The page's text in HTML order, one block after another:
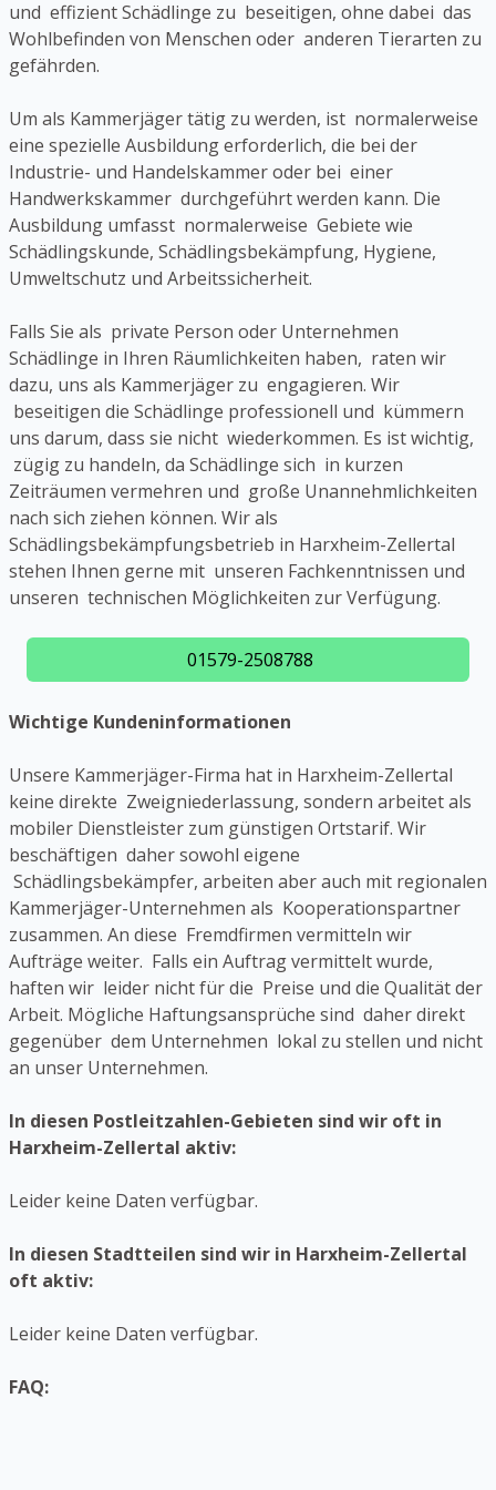
und effizient Schädlinge zu beseitigen, ohne dabei das
Wohlbefinden von Menschen oder anderen Tierarten zu
gefährden.
Um als Kammerjäger tätig zu werden, ist normalerweise
eine spezielle Ausbildung erforderlich, die bei der
Industrie- und Handelskammer oder bei einer
Handwerkskammer durchgeführt werden kann. Die
Ausbildung umfasst normalerweise Gebiete wie
Schädlingskunde, Schädlingsbekämpfung, Hygiene,
Umweltschutz und Arbeitssicherheit.
Falls Sie als private Person oder Unternehmen
Schädlinge in Ihren Räumlichkeiten haben, raten wir
dazu, uns als Kammerjäger zu engagieren. Wir
beseitigen die Schädlinge professionell und kümmern
uns darum, dass sie nicht wiederkommen. Es ist wichtig,
zügig zu handeln, da Schädlinge sich in kurzen
Zeiträumen vermehren und große Unannehmlichkeiten
nach sich ziehen können. Wir als
Schädlingsbekämpfungsbetrieb in Harxheim-Zellertal
stehen Ihnen gerne mit unseren Fachkenntnissen und
unseren technischen Möglichkeiten zur Verfügung.
01579-2508788
Wichtige Kundeninformationen
Unsere Kammerjäger-Firma hat in Harxheim-Zellertal
keine direkte Zweigniederlassung, sondern arbeitet als
mobiler Dienstleister zum günstigen Ortstarif. Wir
beschäftigen daher sowohl eigene
Schädlingsbekämpfer, arbeiten aber auch mit regionalen
Kammerjäger-Unternehmen als Kooperationspartner
zusammen. An diese Fremdfirmen vermitteln wir
Aufträge weiter. Falls ein Auftrag vermittelt wurde,
haften wir leider nicht für die Preise und die Qualität der
Arbeit. Mögliche Haftungsansprüche sind daher direkt
gegenüber dem Unternehmen lokal zu stellen und nicht
an unser Unternehmen.
In diesen Postleitzahlen-Gebieten sind wir oft in
Harxheim-Zellertal aktiv:
Leider keine Daten verfügbar.
In diesen Stadtteilen sind wir in Harxheim-Zellertal
oft aktiv:
Leider keine Daten verfügbar.
FAQ: